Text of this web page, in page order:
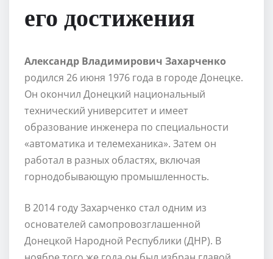
его достижения
Александр Владимирович Захарченко
родился 26 июня 1976 года в городе Донецке.
Он окончил Донецкий национальный
технический университет и имеет
образование инженера по специальности
«автоматика и телемеханика». Затем он
работал в разных областях, включая
горнодобывающую промышленность.
В 2014 году Захарченко стал одним из
основателей самопровозглашенной
Донецкой Народной Республики (ДНР). В